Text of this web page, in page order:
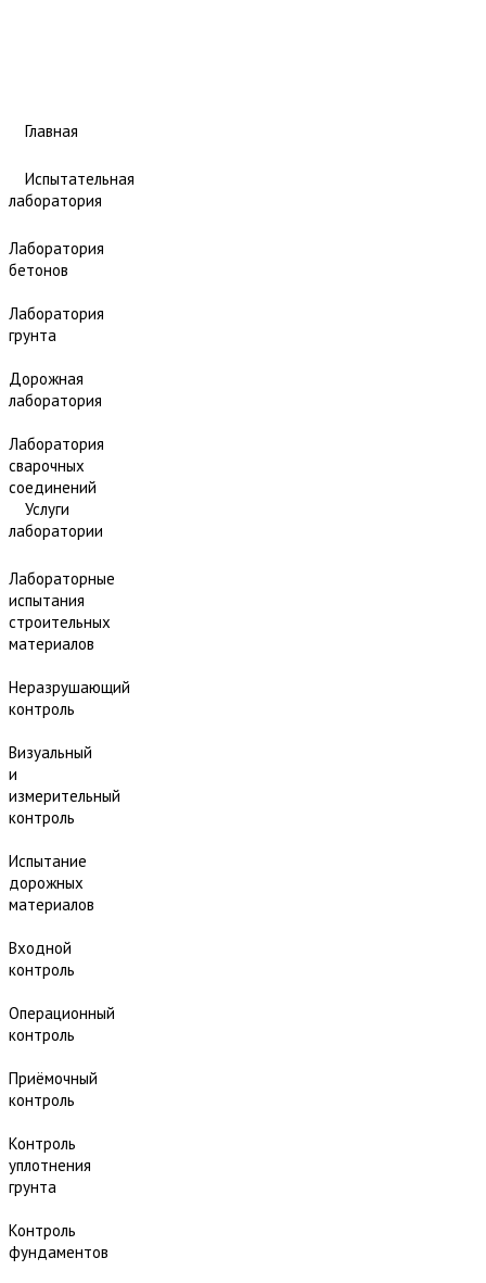
Главная
Испытательная
лаборатория
Лаборатория
бетонов
Лаборатория
грунта
Дорожная
лаборатория
Лаборатория
сварочных
соединений
Услуги
лаборатории
Лабораторные
испытания
строительных
материалов
Неразрушающий
контроль
Визуальный
и
измерительный
контроль
Испытание
дорожных
материалов
Входной
контроль
Операционный
контроль
Приёмочный
контроль
Контроль
уплотнения
грунта
Контроль
фундаментов